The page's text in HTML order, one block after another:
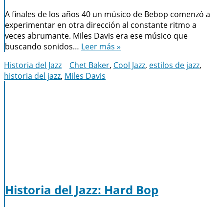
A finales de los años 40 un músico de Bebop comenzó a
experimentar en otra dirección al constante ritmo a
veces abrumante. Miles Davis era ese músico que
buscando sonidos… Leer más »
Historia del Jazz
Chet Baker, Cool Jazz, estilos de jazz,
historia del jazz, Miles Davis
Historia del Jazz: Hard Bop